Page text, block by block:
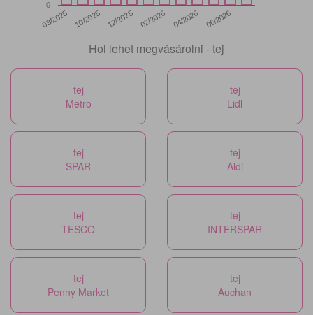
08/2025 10/2025 12/2025 02/2026 04/2026 06/2026
0
Hol lehet megvásárolni - tej
tej
Metro
tej
Lidl
tej
SPAR
tej
Aldi
tej
TESCO
tej
INTERSPAR
tej
Penny Market
tej
Auchan